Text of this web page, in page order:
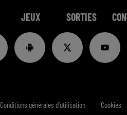
JEUX SORTIES
Conditions générales d'utilisation Cookies